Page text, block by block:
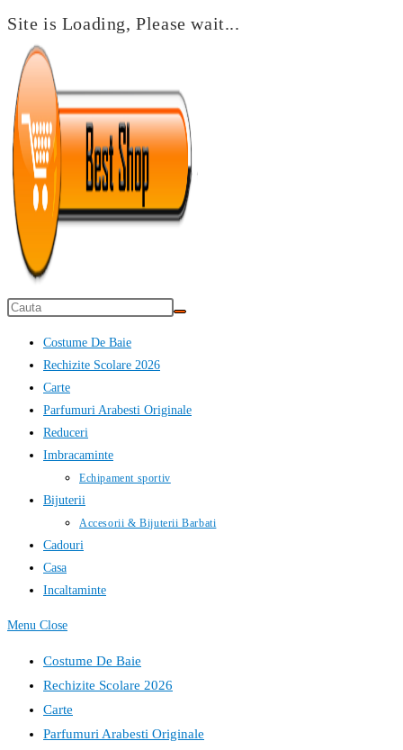
Site is Loading, Please wait...
Skip
content
Costume De Baie
Rechizite Scolare 2026
Carte
Parfumuri Arabesti Originale
Reduceri
Imbracaminte
Echipament sportiv
Bijuterii
Accesorii & Bijuterii Barbati
Cadouri
Casa
Incaltaminte
Menu Close
Costume De Baie
Rechizite Scolare 2026
Carte
Parfumuri Arabesti Originale